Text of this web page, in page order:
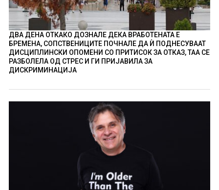
ДВА ДЕНА ОТКАКО ДОЗНАЛЕ ДЕКА ВРАБОТЕНАТА Е
БРЕМЕНА, СОПСТВЕНИЦИТЕ ПОЧНАЛЕ ДА Ѝ ПОДНЕСУВААТ
ДИСЦИПЛИНСКИ ОПОМЕНИ СО ПРИТИСОК ЗА ОТКАЗ, ТАА СЕ
РАЗБОЛЕЛА ОД СТРЕС И ГИ ПРИЈАВИЛА ЗА
ДИСКРИМИНАЦИЈА